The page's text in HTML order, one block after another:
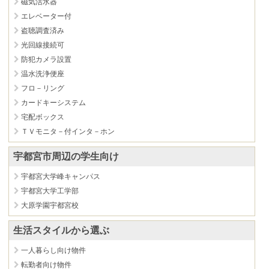
エレベーター付
盗聴調査済み
光回線接続可
防犯カメラ設置
温水洗浄便座
フロ－リング
カードキーシステム
宅配ボックス
ＴＶモニタ－付インタ－ホン
宇都宮市周辺の学生向け
宇都宮大学峰キャンパス
宇都宮大学工学部
大原学園宇都宮校
生活スタイルから選ぶ
一人暮らし向け物件
転勤者向け物件